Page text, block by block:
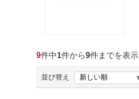
お知らせ
9件中1件から9件までを表示
並び替え